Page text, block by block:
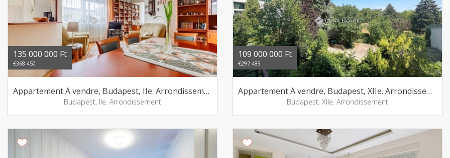
135 000 000 Ft
€368 450
Appartement Á vendre, Budapest, IIe. Arrondissement
Budapest, IIe. Arrondissement
109 000 000 Ft
€297 489
Appartement Á vendre, Budapest, XIIe. Arrondissement
Budapest, XIIe. Arrondissement